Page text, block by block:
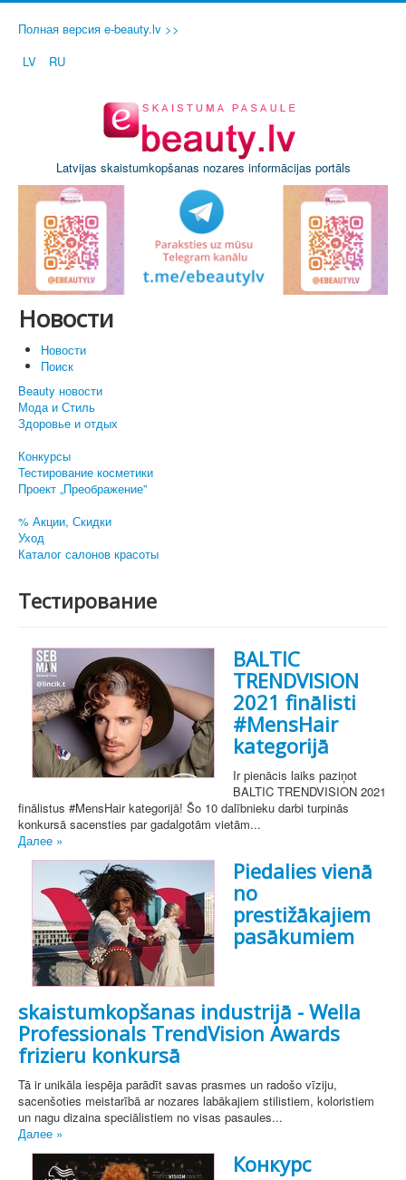
Полная версия e-beauty.lv >>
LV
RU
Latvijas skaistumkopšanas nozares informācijas portāls
Новости
Новости
Поиск
Beauty новости
Мода и Стиль
Здоровье и отдых
Конкурсы
Тестирование косметики
Проект „Преображение”
% Акции, Скидки
Уход
Каталог салонов красоты
Тестирование
BALTIC
TRENDVISION
2021 finālisti
#MensHair
kategorijā
Ir pienācis laiks paziņot
BALTIC TRENDVISION 2021
finālistus #MensHair kategorijā! Šo 10 dalībnieku darbi turpinās
konkursā sacensties par gadalgotām vietām...
Далее »
Piedalies vienā
no
prestižākajiem
pasākumiem
skaistumkopšanas industrijā - Wella
Professionals TrendVision Awards
frizieru konkursā
Tā ir unikāla iespēja parādīt savas prasmes un radošo vīziju,
sacenšoties meistarībā ar nozares labākajiem stilistiem, koloristiem
un nagu dizaina speciālistiem no visas pasaules...
Далее »
Конкурс